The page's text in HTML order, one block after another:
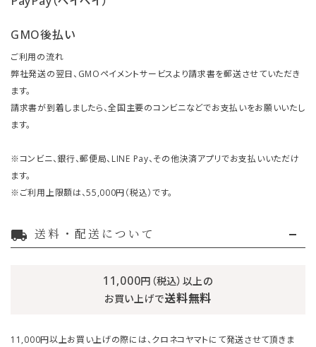
GMO後払い
ご利用の流れ
弊社発送の翌日、GMOペイメントサービスより請求書を郵送させていただき
ます。
請求書が到着しましたら、全国主要のコンビニなどでお支払いをお願いいたし
ます。
※コンビニ、銀行、郵便局、LINE Pay、その他決済アプリでお支払いいただけ
ます。
※ご利用上限額は、55,000円（税込）です。
local_shipping 送料・配送について
11,000円（税込）以上の
お買い上げで送料無料
11,000円以上お買い上げの際には、クロネコヤマトにて発送させて頂きま